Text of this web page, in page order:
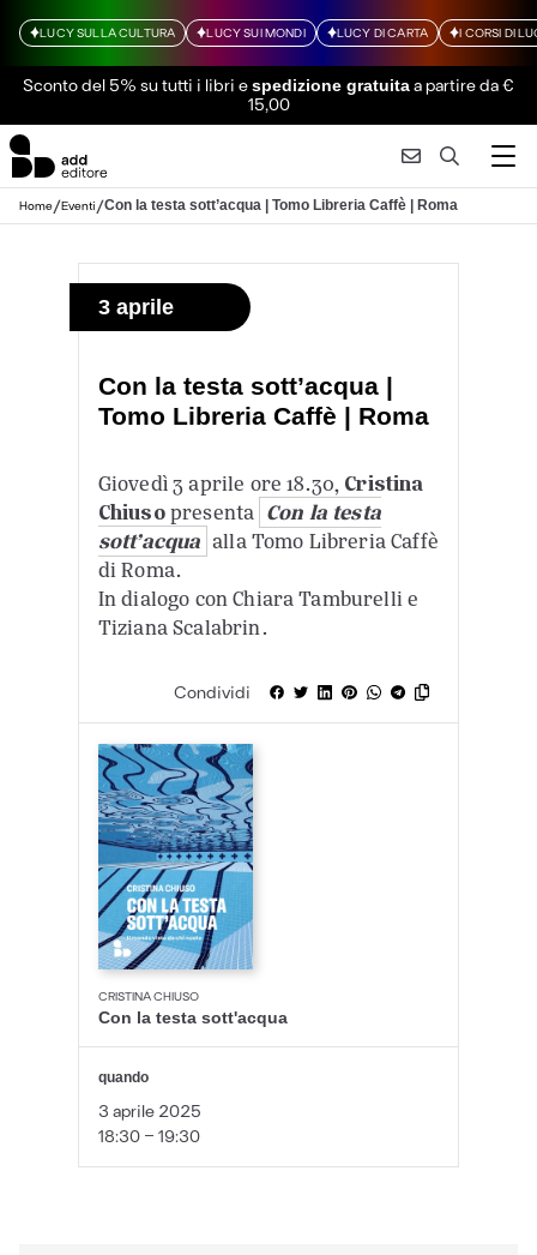
LUCY SULLA CULTURA LUCY SUI MONDI LUCY DI CARTA I CORSI DI
Sconto del 5% su tutti i libri espedizione gratuitaa partire da €
15,00
Home/Eventi/Con la testa sott’acqua | Tomo Libreria Caffè | Roma
3 aprile
Con la testa sott’acqua |
Tomo Libreria Caffè | Roma
Giovedì 3 aprile ore 18.30, Cristina
Chiusopresenta Con la testa
sott’acqua alla Tomo Libreria Caffè
di Roma.
In dialogo con Chiara Tamburelli e
Tiziana Scalabrin.
Condividi
CRISTINA CHIUSO
Con la testa sott'acqua
quando
3 aprile 2025
18:30 - 19:30